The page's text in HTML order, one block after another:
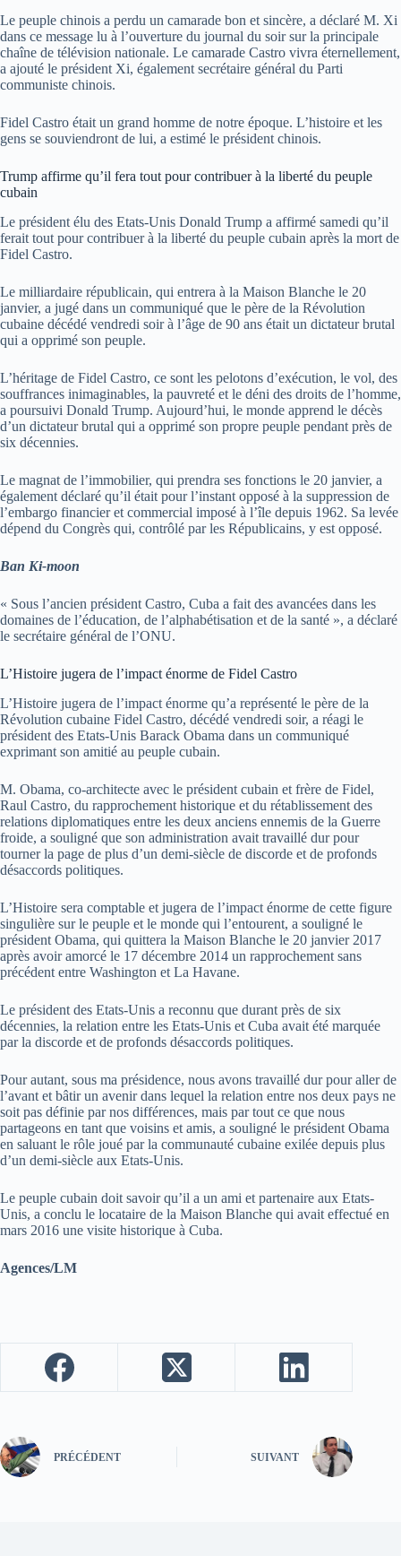
Le peuple chinois a perdu un camarade bon et sincère, a déclaré M. Xi
dans ce message lu à l’ouverture du journal du soir sur la principale
chaîne de télévision nationale. Le camarade Castro vivra éternellement,
a ajouté le président Xi, également secrétaire général du Parti
communiste chinois.
Fidel Castro était un grand homme de notre époque. L’histoire et les
gens se souviendront de lui, a estimé le président chinois.
Trump affirme qu’il fera tout pour contribuer à la liberté du peuple
cubain
Le président élu des Etats-Unis Donald Trump a affirmé samedi qu’il
ferait tout pour contribuer à la liberté du peuple cubain après la mort de
Fidel Castro.
Le milliardaire républicain, qui entrera à la Maison Blanche le 20
janvier, a jugé dans un communiqué que le père de la Révolution
cubaine décédé vendredi soir à l’âge de 90 ans était un dictateur brutal
qui a opprimé son peuple.
L’héritage de Fidel Castro, ce sont les pelotons d’exécution, le vol, des
souffrances inimaginables, la pauvreté et le déni des droits de l’homme,
a poursuivi Donald Trump. Aujourd’hui, le monde apprend le décès
d’un dictateur brutal qui a opprimé son propre peuple pendant près de
six décennies.
Le magnat de l’immobilier, qui prendra ses fonctions le 20 janvier, a
également déclaré qu’il était pour l’instant opposé à la suppression de
l’embargo financier et commercial imposé à l’île depuis 1962. Sa levée
dépend du Congrès qui, contrôlé par les Républicains, y est opposé.
Ban Ki-moon
« Sous l’ancien président Castro, Cuba a fait des avancées dans les
domaines de l’éducation, de l’alphabétisation et de la santé », a déclaré
le secrétaire général de l’ONU.
L’Histoire jugera de l’impact énorme de Fidel Castro
L’Histoire jugera de l’impact énorme qu’a représenté le père de la
Révolution cubaine Fidel Castro, décédé vendredi soir, a réagi le
président des Etats-Unis Barack Obama dans un communiqué
exprimant son amitié au peuple cubain.
M. Obama, co-architecte avec le président cubain et frère de Fidel,
Raul Castro, du rapprochement historique et du rétablissement des
relations diplomatiques entre les deux anciens ennemis de la Guerre
froide, a souligné que son administration avait travaillé dur pour
tourner la page de plus d’un demi-siècle de discorde et de profonds
désaccords politiques.
L’Histoire sera comptable et jugera de l’impact énorme de cette figure
singulière sur le peuple et le monde qui l’entourent, a souligné le
président Obama, qui quittera la Maison Blanche le 20 janvier 2017
après avoir amorcé le 17 décembre 2014 un rapprochement sans
précédent entre Washington et La Havane.
Le président des Etats-Unis a reconnu que durant près de six
décennies, la relation entre les Etats-Unis et Cuba avait été marquée
par la discorde et de profonds désaccords politiques.
Pour autant, sous ma présidence, nous avons travaillé dur pour aller de
l’avant et bâtir un avenir dans lequel la relation entre nos deux pays ne
soit pas définie par nos différences, mais par tout ce que nous
partageons en tant que voisins et amis, a souligné le président Obama
en saluant le rôle joué par la communauté cubaine exilée depuis plus
d’un demi-siècle aux Etats-Unis.
Le peuple cubain doit savoir qu’il a un ami et partenaire aux Etats-
Unis, a conclu le locataire de la Maison Blanche qui avait effectué en
mars 2016 une visite historique à Cuba.
Agences/LM
PRÉCÉDENT SUIVANT